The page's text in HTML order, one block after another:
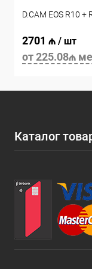
D.CAM EOS R10 +
2701 ₼ / шт
от 225.08₼
Каталог